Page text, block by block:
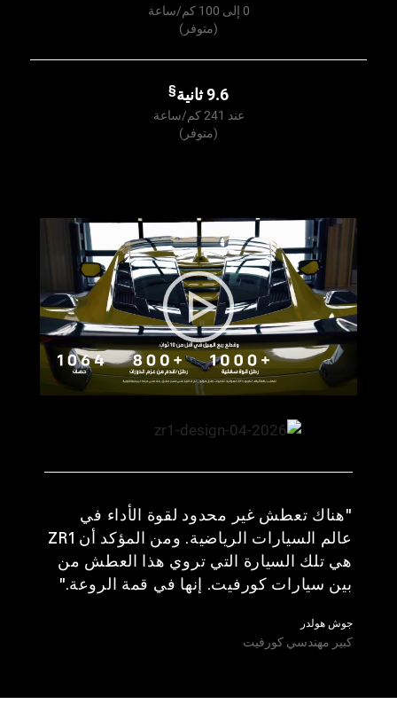
(متوفر)
9.6 ثانية
§
عند 241 كم/ساعة
(متوفر)
"هناك تعطش غير محدود لقوة الأداء في
عالم السيارات الرياضية. ومن المؤكد أن ZR1
هي تلك السيارة التي تروي هذا العطش من
بين سيارات كورفيت. إنها في قمة الروعة."
جوش هولدر
كبير مهندسي كورفيت